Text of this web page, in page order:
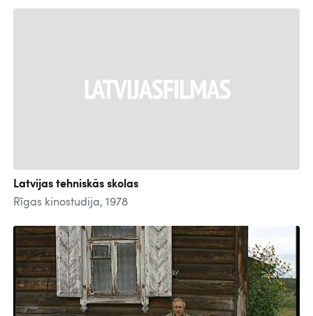
Latvijas tehniskās skolas
Rīgas kinostudija, 1978